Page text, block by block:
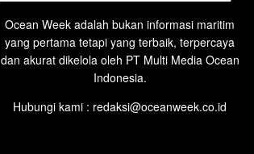
Ocean Week adalah bukan informasi maritim
yang pertama tetapi yang terbaik, terpercaya
dan akurat dikelola oleh PT Multi Media Ocean
Indonesia.
Hubungi kami : redaksi@oceanweek.co.id